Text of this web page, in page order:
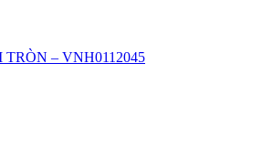
– VNH0112045